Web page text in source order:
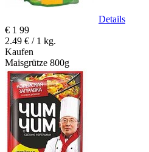
Details
€ 1 99
2.49 € / 1 kg.
Kaufen
Maisgrütze 800g